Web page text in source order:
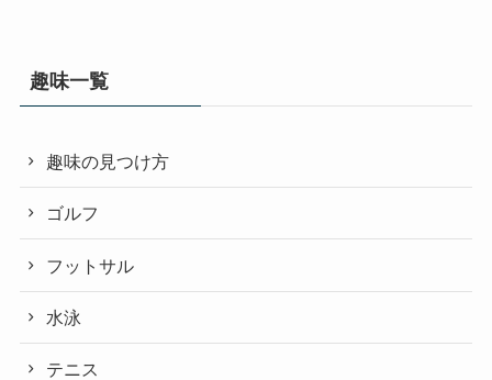
趣味一覧
趣味の見つけ方
ゴルフ
フットサル
水泳
テニス